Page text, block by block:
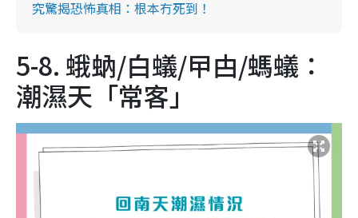
究驚揭恐怖真相：根本冇死到！
5-8. 蛾蚋/白蟻/曱甴/螞蟻：
潮濕天「常客」